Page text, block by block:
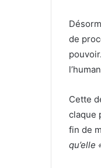
de
Cette
claque
fin de
qu’elle